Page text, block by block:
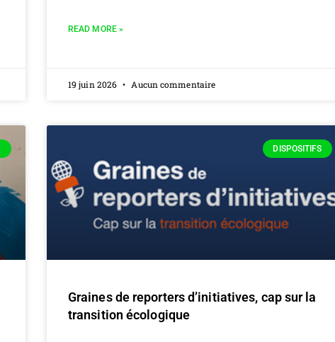
READ MORE »
19 juin 2026 Aucun commentaire
DISPOSITIFS
Graines de reporters d’initiatives, cap sur la
transition écologique